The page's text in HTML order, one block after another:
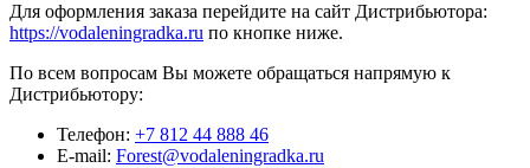
Для оформления заказа перейдите на сайт Дистрибьютора:
https://vodaleningradka.ru по кнопке ниже.
По всем вопросам Вы можете обращаться напрямую к
Дистрибьютору:
Телефон: +7 812 44 888 46
E-mail: Forest@vodaleningradka.ru